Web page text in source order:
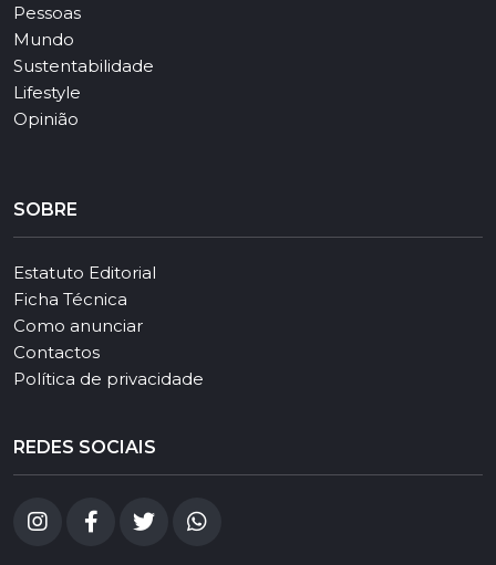
Pessoas
Mundo
Sustentabilidade
Lifestyle
Opinião
SOBRE
Estatuto Editorial
Ficha Técnica
Como anunciar
Contactos
Política de privacidade
REDES SOCIAIS